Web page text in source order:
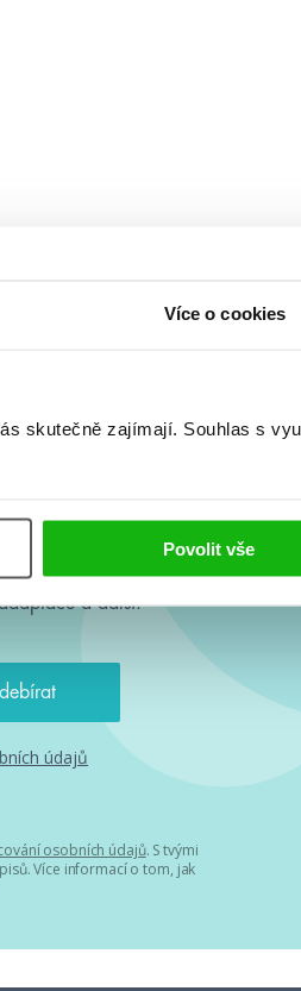
Více o cookies
skutečně zajímají. Souhlas s
Povolit vše
Nové knihy, co se
a další.
údajů
osobních údajů. S tvými
Více informací o tom, jak